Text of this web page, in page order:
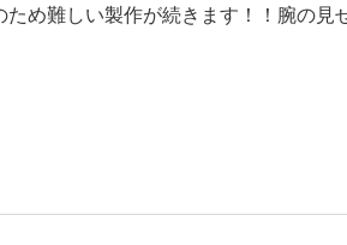
め難しい製作が続きます！！腕の見